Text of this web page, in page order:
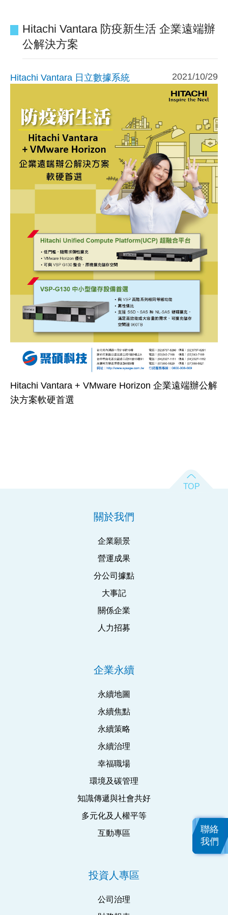
Hitachi Vantara 防疫新生活 企業遠端辦
公解決方案
Hitachi Vantara 日立數據系統 2021/10/29
Hitachi Vantara + VMware Horizon 企業遠端辦公解
決方案軟硬首選
關於我們
企業願景
營運成果
分公司據點
大事記
關係企業
人力招募
企業永續
永續地圖
永續焦點
永續策略
永續治理
幸福職場
環境及碳管理
知識傳遞與社會共好
多元化及人權平等
互動專區
投資人專區
公司治理
聯絡
我們